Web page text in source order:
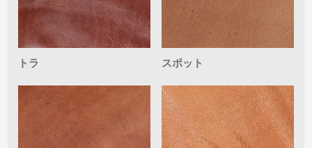
トラ スポット